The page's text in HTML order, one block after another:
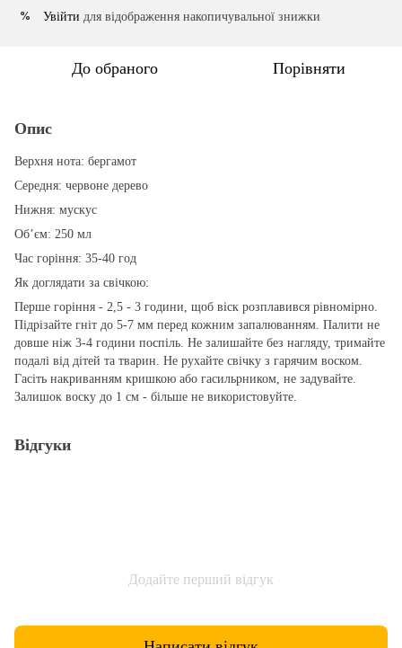
% Увійти для відображення накопичувальної знижки
До обраного Порівняти
Опис
Верхня нота: бергамот
Середня: червоне дерево
Нижня: мускус
Обʼєм: 250 мл
Час горіння: 35-40 год
Як доглядати за свічкою:
Перше горіння - 2,5 - 3 години, щоб віск розплавився рівномірно.
Підрізайте гніт до 5-7 мм перед кожним запалюванням. Палити не
довше ніж 3-4 години поспіль. Не залишайте без нагляду, тримайте
подалі від дітей та тварин. Не рухайте свічку з гарячим воском.
Гасіть накриванням кришкою або гасильрником, не задувайте.
Залишок воску до 1 см - більше не використовуйте.
Відгуки
Додайте перший відгук